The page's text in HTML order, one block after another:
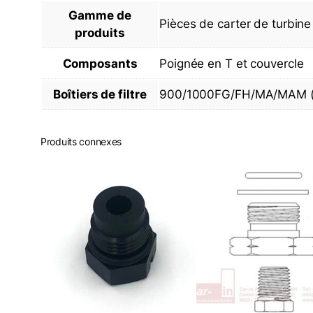
Gamme de
produits
Pièces de carter de turbine
Composants Poignée en T et couvercle
Boîtiers de filtre 900/1000FG/FH/MA/MAM
Produits connexes